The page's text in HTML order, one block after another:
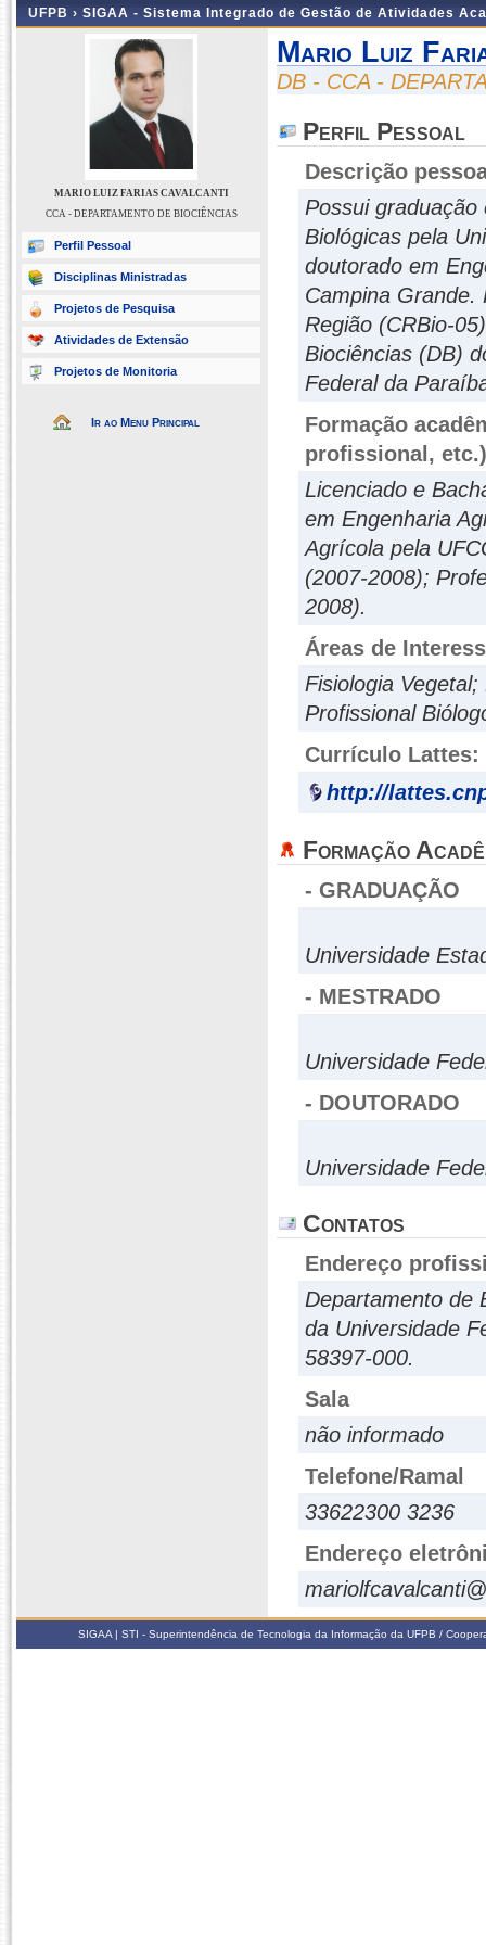
UFPB › SIGAA - Sistema Integrado de Gestão de Atividades
MARIO LUIZ FARIAS CAVALCANTI
CCA - DEPARTAMENTO DE BIOCIÊNCIAS
Perfil Pessoal
Disciplinas Ministradas
Projetos de Pesquisa
Atividades de Extensão
Projetos de Monitoria
Ir ao Menu Principal
Mario Luiz
DB - CCA -
Perfil Pessoal
Descrição
Possui
Biológicas pela
doutorado em
Campina Grande.
Região (CRBio-
Biociências (DB)
Federal da
Formação
profissional, etc.)
Licenciado e
em Engenharia
Agrícola pela
(2007-2008);
2008).
Áreas de
Fisiologia
Profissional
Currículo Lattes:
http://
Formação
- GRADUAÇÃO
Universidade
- MESTRADO
Universidade
- DOUTORADO
Universidade
Contatos
Endereço
Departamento de
da Universidade
58397-000.
Sala
não informado
Telefone/Ramal
33622300 3236
Endereço
SIGAA | STI - Superintendência de Tecnologia da Informação da UFPB /